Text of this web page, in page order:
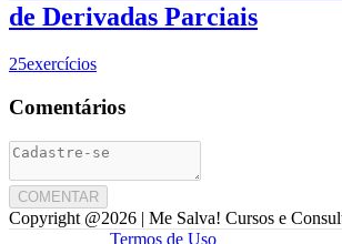
de Derivadas Parciais
25exercícios
Comentários
COMENTAR
Copyright @2026 | Me Salva! Cursos e
Termos de Uso